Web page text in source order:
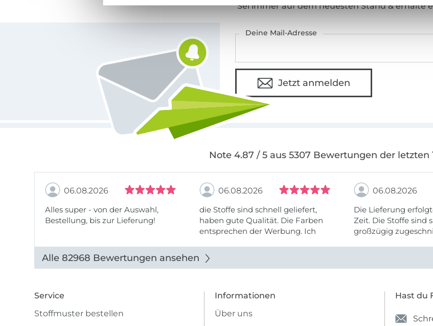
Sei immer auf dem neuesten Stand & erhalte
Deine Mail-Adresse
Jetzt anmelden
Note 4.87 / 5 aus 5307 Bewertungen der letzten
06.08.2026
Alles super - von der Auswahl,
Bestellung, bis zur Lieferung!
06.08.2026
die Stoffe sind schnell geliefert,
haben gute Qualität. Die Farben
entsprechen der Werbung. Ich
auch die Firma empfehlen.
06.08.2026
Die Lieferung
Zeit. Die Stoffe sind super und
großzügig
Alle 82968 Bewertungen ansehen
Service
Stoffmuster bestellen
Informationen
Über uns
Hast du